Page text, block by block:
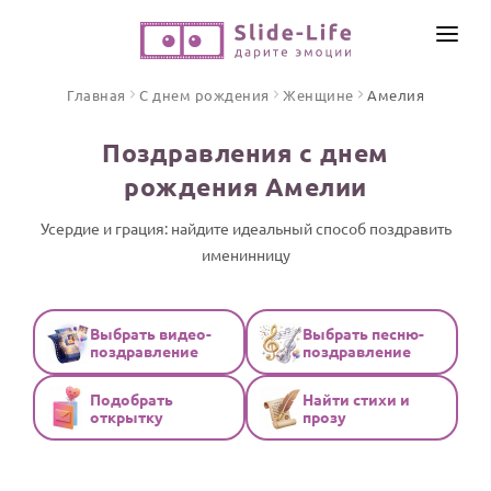
ПО ФОРМАТУ
Видео поздравления
Песни поздравления
Стихи и тексты
ПРАЗДНИКИ
С Днем рождения
ИНСТРУМЕНТЫ
ОТЗЫВЫ
Главная С днем рождения Женщине Амелия
Поздравления с днем
рождения Амелии
Усердие и грация: найдите идеальный способ поздравить
именинницу
Выбрать видео-
поздравление
Выбрать песню-
поздравление
Подобрать
открытку
Найти стихи и
прозу